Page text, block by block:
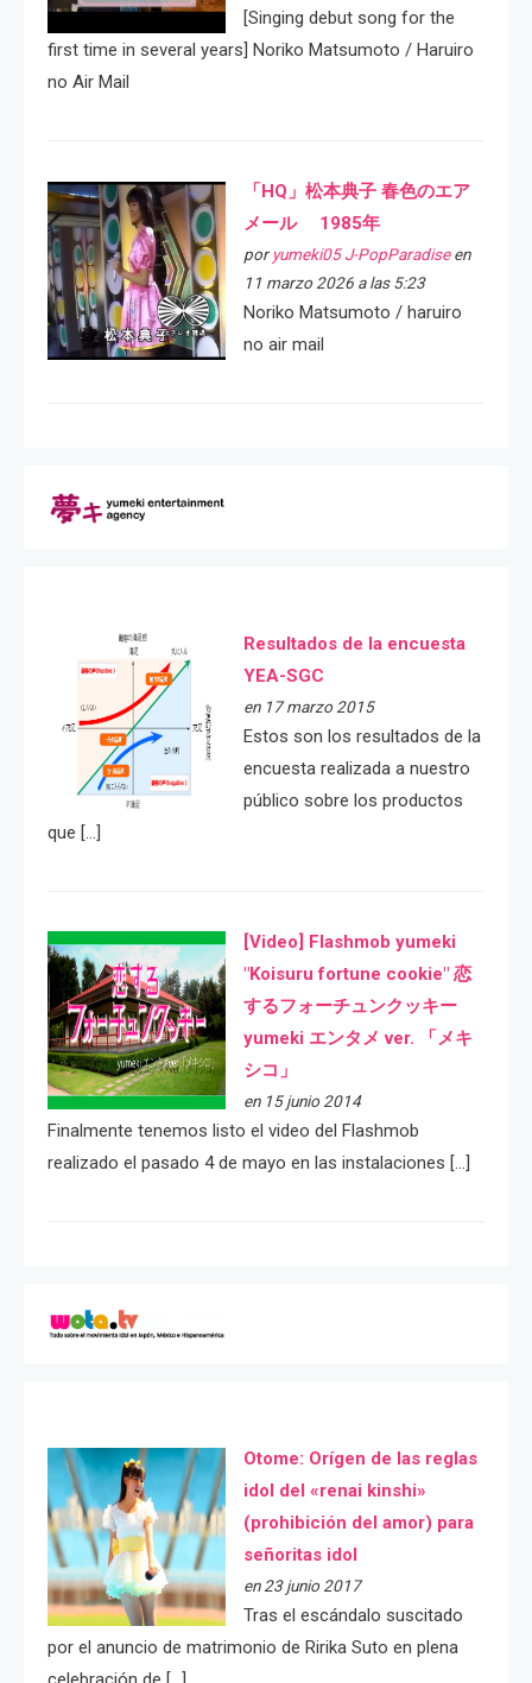
[Singing debut song for the
first time in several years] Noriko Matsumoto / Haruiro
no Air Mail
「HQ」松本典子 春色のエア
メール 1985年
por yumeki05 J-PopParadiseen
11 marzo 2026 a las 5:23
Noriko Matsumoto / haruiro
no air mail
Resultados de la encuesta
YEA-SGC
en 17 marzo 2015
Estos son los resultados de la
encuesta realizada a nuestro
público sobre los productos
que […]
[Video] Flashmob yumeki
"Koisuru fortune cookie" 恋
するフォーチュンクッキー
yumeki エンタメ ver. 「メキ
シコ」
en 15 junio 2014
Finalmente tenemos listo el video del Flashmob
realizado el pasado 4 de mayo en las instalaciones […]
Otome: Orígen de las reglas
idol del «renai kinshi»
(prohibición del amor) para
señoritas idol
en 23 junio 2017
Tras el escándalo suscitado
por el anuncio de matrimonio de Ririka Suto en plena